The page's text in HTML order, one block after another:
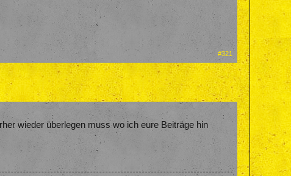
#321
wieder überlegen muss wo ich eure Beiträge hin